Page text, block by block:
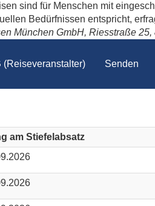
sind für Menschen mit
Bedürfnissen entspricht,
München GmbH, Riesstraße
(Reiseveranstalter) Senden
am Stiefelabsatz